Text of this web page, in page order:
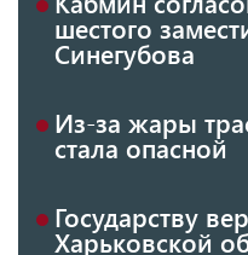
шестого
Синегубова
Из-за жары
стала опасной
Государству
Харьковской